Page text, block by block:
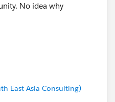
No idea why
East Asia Consulting)